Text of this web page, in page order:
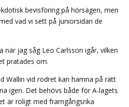
bevisföring på hörsägen, men
vad vi sett på juniorsidan de
när jag såg Leo Carlsson igår, vilken
pratades om.
Wallin vid rodret kan hamna på rätt
igen. Det behövs både för A-lagets
är roligt med framgångsrika